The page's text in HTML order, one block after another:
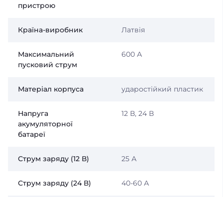
пристрою
Країна-виробник Латвія
Максимальний
пусковий струм
600 А
Матеріал корпуса ударостійкий пластик
Напруга
акумуляторної
батареї
12 В, 24 В
Струм заряду (12 В) 25 А
Струм заряду (24 В) 40-60 А